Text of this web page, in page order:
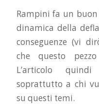
Rampini fa un
dinamica della
conseguenze (vi
che questo
L’articolo
soprattutto a chi
su questi temi.